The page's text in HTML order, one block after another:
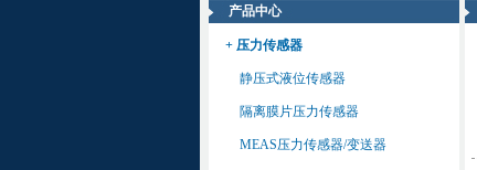
产品中心
+ 压力传感器
静压式液位传感器
隔离膜片压力传感器
MEAS压力传感器/变送器